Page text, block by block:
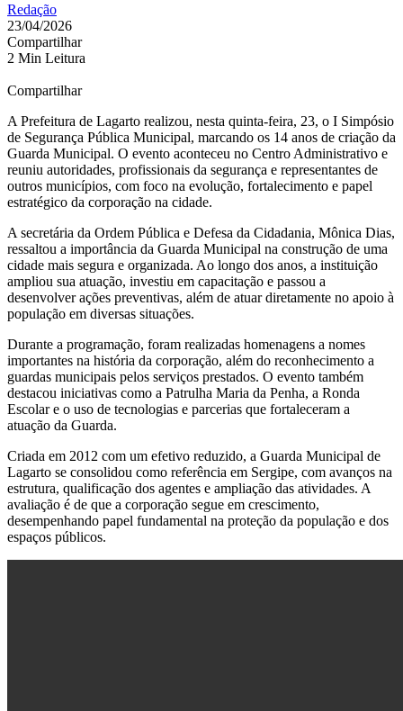
Redação
23/04/2026
Compartilhar
2 Min Leitura
Compartilhar
A Prefeitura de Lagarto realizou, nesta quinta-feira, 23, o I Simpósio
de Segurança Pública Municipal, marcando os 14 anos de criação da
Guarda Municipal. O evento aconteceu no Centro Administrativo e
reuniu autoridades, profissionais da segurança e representantes de
outros municípios, com foco na evolução, fortalecimento e papel
estratégico da corporação na cidade.
A secretária da Ordem Pública e Defesa da Cidadania, Mônica Dias,
ressaltou a importância da Guarda Municipal na construção de uma
cidade mais segura e organizada. Ao longo dos anos, a instituição
ampliou sua atuação, investiu em capacitação e passou a
desenvolver ações preventivas, além de atuar diretamente no apoio à
população em diversas situações.
Durante a programação, foram realizadas homenagens a nomes
importantes na história da corporação, além do reconhecimento a
guardas municipais pelos serviços prestados. O evento também
destacou iniciativas como a Patrulha Maria da Penha, a Ronda
Escolar e o uso de tecnologias e parcerias que fortaleceram a
atuação da Guarda.
Criada em 2012 com um efetivo reduzido, a Guarda Municipal de
Lagarto se consolidou como referência em Sergipe, com avanços na
estrutura, qualificação dos agentes e ampliação das atividades. A
avaliação é de que a corporação segue em crescimento,
desempenhando papel fundamental na proteção da população e dos
espaços públicos.